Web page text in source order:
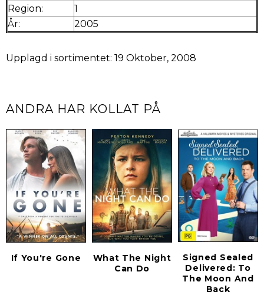
Region:
1
År:
2005
Upplagd i sortimentet: 19 Oktober, 2008
ANDRA HAR KOLLAT PÅ
If You're Gone
What The Night
Can Do
Signed Sealed
Delivered: To
The Moon And
Back